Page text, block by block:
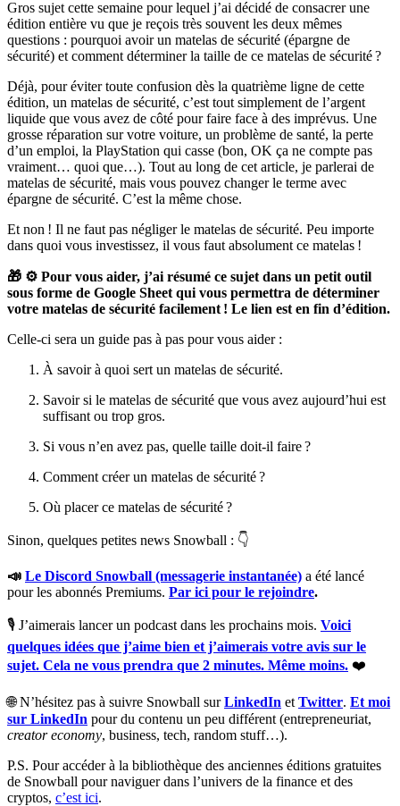
Gros sujet cette semaine pour lequel j’ai décidé de consacrer une
édition entière vu que je reçois très souvent les deux mêmes
questions : pourquoi avoir un matelas de sécurité (épargne de
sécurité) et comment déterminer la taille de ce matelas de sécurité ?
Déjà, pour éviter toute confusion dès la quatrième ligne de cette
édition, un matelas de sécurité, c’est tout simplement de l’argent
liquide que vous avez de côté pour faire face à des imprévus. Une
grosse réparation sur votre voiture, un problème de santé, la perte
d’un emploi, la PlayStation qui casse (bon, OK ça ne compte pas
vraiment… quoi que…). Tout au long de cet article, je parlerai de
matelas de sécurité, mais vous pouvez changer le terme avec
épargne de sécurité. C’est la même chose.
Et non ! Il ne faut pas négliger le matelas de sécurité. Peu importe
dans quoi vous investissez, il vous faut absolument ce matelas !
🎁 ⚙️ Pour vous aider, j’ai résumé ce sujet dans un petit outil
sous forme de Google Sheet qui vous permettra de déterminer
votre matelas de sécurité facilement ! Le lien est en fin d’édition.
Celle-ci sera un guide pas à pas pour vous aider :
À savoir à quoi sert un matelas de sécurité.
Savoir si le matelas de sécurité que vous avez aujourd’hui est
suffisant ou trop gros.
Si vous n’en avez pas, quelle taille doit-il faire ?
Comment créer un matelas de sécurité ?
Où placer ce matelas de sécurité ?
Sinon, quelques petites news Snowball : 👇
📣 Le Discord Snowball (messagerie instantanée) a été lancé
pour les abonnés Premiums. Par ici pour le rejoindre.
🎙 J’aimerais lancer un podcast dans les prochains mois. Voici
quelques idées que j’aime bien et j’aimerais votre avis sur le
sujet. Cela ne vous prendra que 2 minutes. Même moins. ❤️
🌐 N’hésitez pas à suivre Snowball surLinkedIn et Twitter. Et moi
sur LinkedIn pour du contenu un peu différent (entrepreneuriat,
creator economy, business, tech, random stuff…).
P.S. Pour accéder à la bibliothèque des anciennes éditions gratuites
de Snowball pour naviguer dans l’univers de la finance et des
cryptos, c’est ici.